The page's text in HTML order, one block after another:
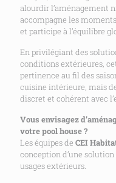
alourdir l’aménagement
accompagne les
et participe à l’équilibre
En privilégiant des
conditions extérieures,
pertinence au fil des
cuisine intérieure, mais
discret et cohérent avec
Vous envisagez
votre pool house ?
Les équipes de CEI
conception d’une
usages extérieurs.